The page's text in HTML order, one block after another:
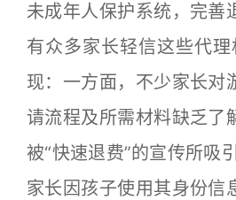
未成年人保护系统，完善
有众多家长轻信这些代
现：一方面，不少家长对
请流程及所需材料缺乏了
被“快速退费”的宣传所吸
家长因孩子使用其身份信